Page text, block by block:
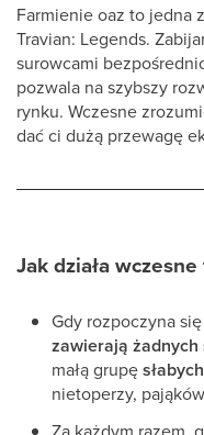
Farmienie oaz to jedna
Travian: Legends.
surowcami
pozwala na szybszy
rynku. Wczesne
dać ci dużą przewagę
Jak działa
Gdy rozpoczyna
zawierają
małą grupę
nietoperzy,